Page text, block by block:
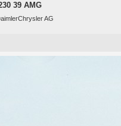
39 AMG
AG